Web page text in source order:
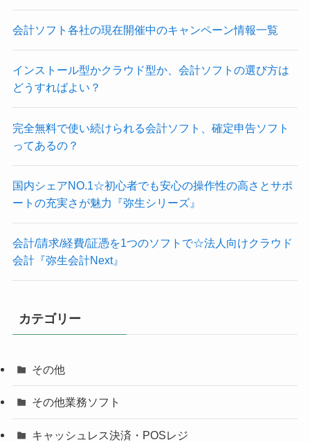
会計ソフト各社の現在開催中のキャンペーン情報一覧
インストール型かクラウド型か、会計ソフトの選び方は
どうすればよい？
完全無料で使い続けられる会計ソフト、確定申告ソフト
ってあるの？
国内シェアNO.1☆初心者でも安心の操作性の高さとサポ
ートの充実さが魅力『弥生シリーズ』
会計/請求/経費/証憑を1つのソフトで☆法人向けクラウド
会計『弥生会計Next』
カテゴリー
その他
その他業務ソフト
キャッシュレス決済・POSレジ